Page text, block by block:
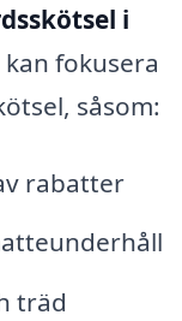
i
fokusera
såsom:
rabatter
träd